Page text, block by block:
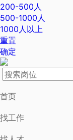
200-500人
500-1000人
1000人以上
重置
确定
首页
找工作